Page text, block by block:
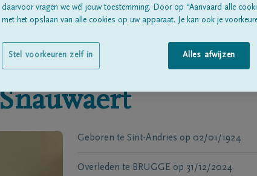
Snauwaert
Geboren te Sint-Andries op 02/01/1924
Overleden te BRUGGE op 31/12/2024
daarvoor vragen we wél jouw toestemming. Door op “Aanvaard alle
met het opslaan van alle cookies op uw apparaat. Je kan ook je
Alles afwijzen
Stel voorkeuren zelf in